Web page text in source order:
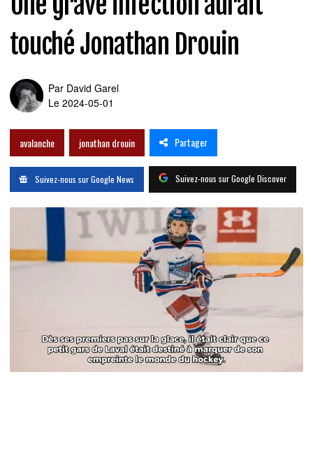
touché Jonathan Drouin
Par David Garel
Le 2024-05-01
avalanche jonathan drouin Partager
Suivez-nous sur Google News Suivez-nous sur Google Discover